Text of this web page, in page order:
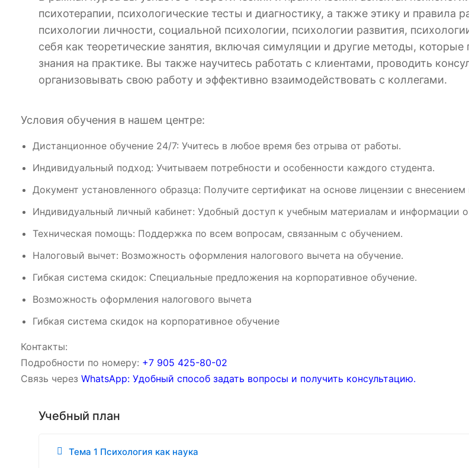
психотерапии, психологические тесты и диагностику, а также этику и правила
психологии личности, социальной психологии, психологии развития,
себя как теоретические занятия, включая симуляции и другие методы,
знания на практике. Вы также научитесь работать с клиентами, проводить
организовывать свою работу и эффективно взаимодействовать с коллегами.
Условия обучения в нашем центре:
Дистанционное обучение 24/7: Учитесь в любое время без отрыва от работы.
Индивидуальный подход: Учитываем потребности и особенности каждого студента.
Документ установленного образца: Получите сертификат на основе лицензии с
Индивидуальный личный кабинет: Удобный доступ к учебным материалам и информации о
Техническая помощь: Поддержка по всем вопросам, связанным с обучением.
Налоговый вычет: Возможность оформления налогового вычета на обучение.
Гибкая система скидок: Специальные предложения на корпоративное обучение.
Возможность оформления налогового вычета
Гибкая система скидок на корпоративное обучение
Контакты:
Подробности по номеру: ‪‪+7 905 425-80-02‬‬
Связь через WhatsApp: Удобный способ задать вопросы и получить консультацию.
Учебный план
Тема 1 Психология как наука